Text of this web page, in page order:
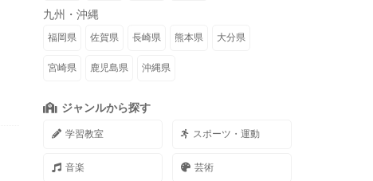
九州・沖縄
福岡県 佐賀県 長崎県 熊本県 大分県
宮崎県 鹿児島県 沖縄県
ジャンルから探す
学習教室 スポーツ・運動
音楽 芸術